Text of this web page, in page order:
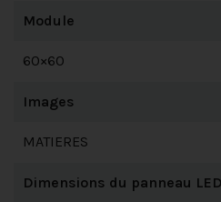
Module
60×60
Images
MATIERES
Dimensions du panneau LED